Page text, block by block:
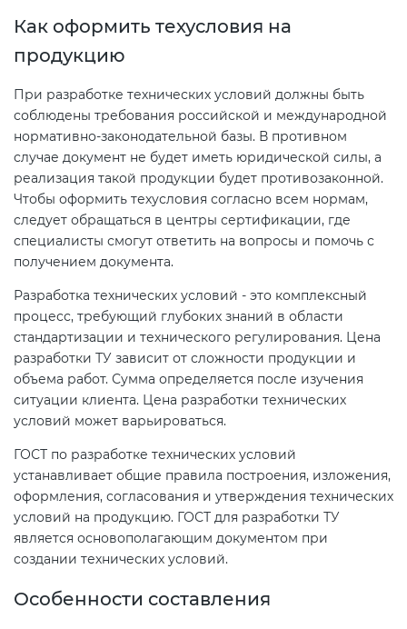
Как оформить техусловия на
продукцию
При разработке технических условий должны быть
соблюдены требования российской и международной
нормативно-законодательной базы. В противном
случае документ не будет иметь юридической силы, а
реализация такой продукции будет противозаконной.
Чтобы оформить техусловия согласно всем нормам,
следует обращаться в центры сертификации, где
специалисты смогут ответить на вопросы и помочь с
получением документа.
Разработка технических условий - это комплексный
процесс, требующий глубоких знаний в области
стандартизации и технического регулирования. Цена
разработки ТУ зависит от сложности продукции и
объема работ. Сумма определяется после изучения
ситуации клиента. Цена разработки технических
условий может варьироваться.
ГОСТ по разработке технических условий
устанавливает общие правила построения, изложения,
оформления, согласования и утверждения технических
условий на продукцию. ГОСТ для разработки ТУ
является основополагающим документом при
создании технических условий.
Особенности составления